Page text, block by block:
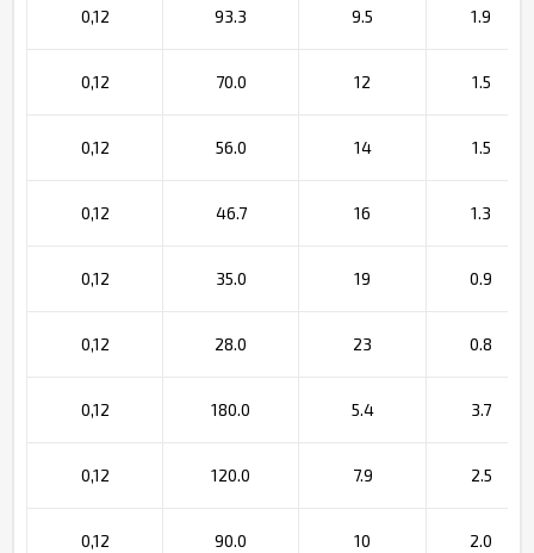
0,12 93.3 9.5 1.9
0,12 70.0 12 1.5
0,12 56.0 14 1.5
0,12 46.7 16 1.3
0,12 35.0 19 0.9
0,12 28.0 23 0.8
0,12 180.0 5.4 3.7
0,12 120.0 7.9 2.5
0,12 90.0 10 2.0